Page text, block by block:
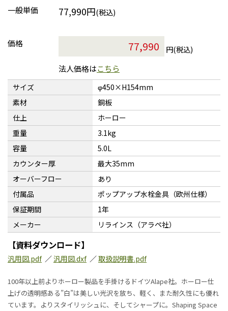
一般単価 77,990円(税込)
価格
円(税込)
法人価格はこちら
サイズ
φ450×H154mm
素材
銅板
仕上
ホーロー
重量
3.1kg
容量
5.0L
カウンター厚
最大35mm
オーバーフロー
あり
付属品
ポップアップ水栓金具（欧州仕様）
保証期間
1年
メーカー
リラインス（アラペ社）
【資料ダウンロード】
汎用図.pdf／汎用図.dxf／取扱説明書.pdf
100年以上前よりホーロー製品を手掛けるドイツAlape社。ホーロー仕
上げの透明感ある”白”は美しい光沢を放ち、軽く、また耐久性にも優れ
ています。よりスタイリッシュに、そしてシャープに。Shaping Space